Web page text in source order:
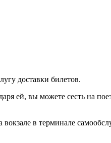
доставки билетов.
ей, вы можете сесть на
в терминале